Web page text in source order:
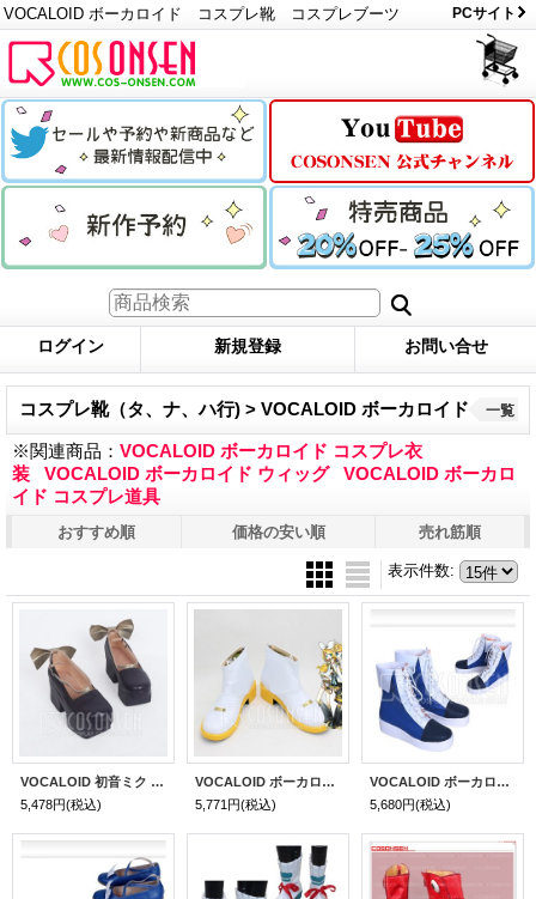
VOCALOID ボーカロイド コスプレ靴 コスプレブーツ PCサイト
ログイン 新規登録 お問い合せ
コスプレ靴（タ、ナ、ハ行) > VOCALOID ボーカロイド
※関連商品： VOCALOID ボーカロイド コスプレ衣
装
VOCALOID ボーカロイド ウィッグ
VOCALOID ボーカロ
イド コスプレ道具
一覧
おすすめ順 価格の安い順 売れ筋順
表示件数:
VOCALOID 初音ミク 2018 雪ミク コスプレ靴
5,478円(税込)
VOCALOID ボーカロイド 鏡音レン 鏡音リン コスプレ靴
5,771円(税込)
VOCALOID ボーカロイド 初音ミク 冬の夜ミク 初音ミク コスプレ靴
5,680円(税込)